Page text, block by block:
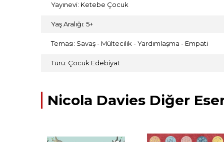
Yayınevi: Ketebe Çocuk
Yaş Aralığı: 5+
Teması: Savaş - Mültecilik - Yardımlaşma - Empati
Türü: Çocuk Edebiyat
Nicola Davies Diğer